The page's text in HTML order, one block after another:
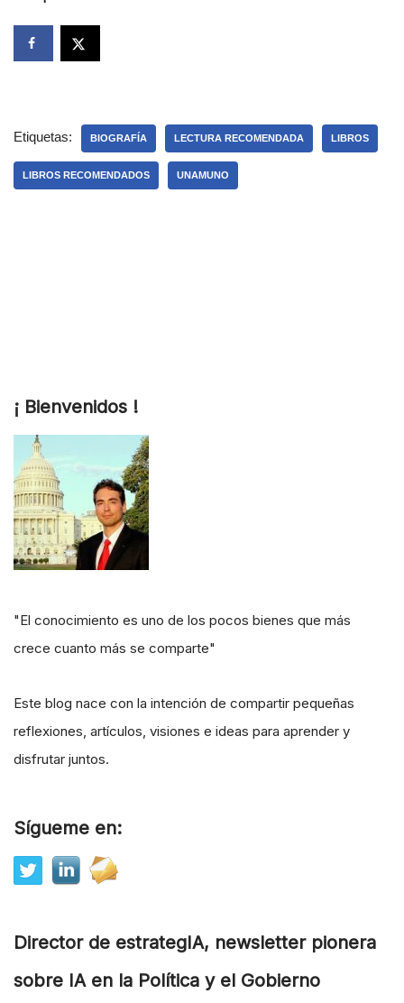
Etiquetas: BIOGRAFÍA LECTURA RECOMENDADA LIBROS
LIBROS RECOMENDADOS UNAMUNO
¡ Bienvenidos !
"El conocimiento es uno de los pocos bienes que más
crece cuanto más se comparte"
Este blog nace con la intención de compartir pequeñas
reflexiones, artículos, visiones e ideas para aprender y
disfrutar juntos.
Sígueme en:
Director de estrategIA, newsletter pionera
sobre IA en la Política y el Gobierno